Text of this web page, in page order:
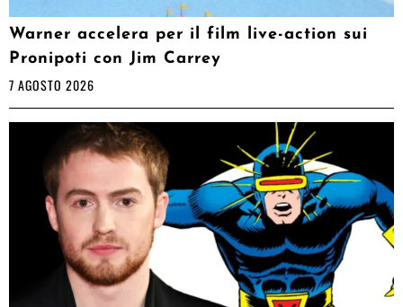
Warner accelera per il film live-action sui
Pronipoti con Jim Carrey
7 AGOSTO 2026